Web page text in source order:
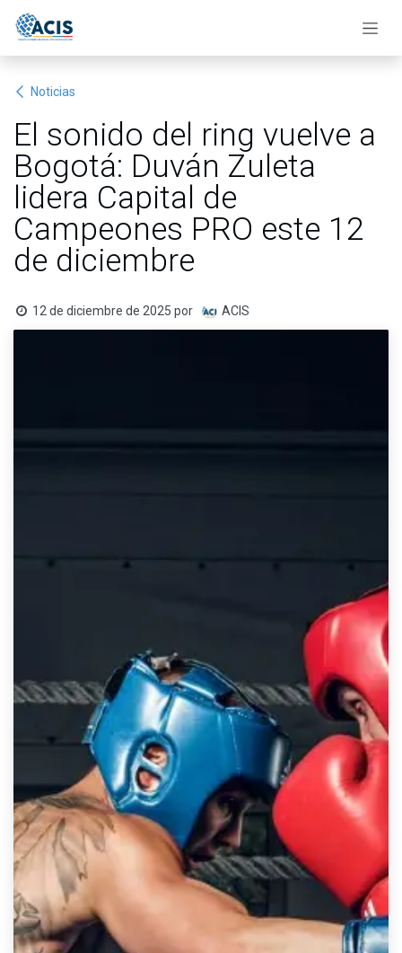
Noticias
El sonido del ring vuelve a
Bogotá: Duván Zuleta
lidera Capital de
Campeones PRO este 12
de diciembre
12 de diciembre de 2025 por ACIS